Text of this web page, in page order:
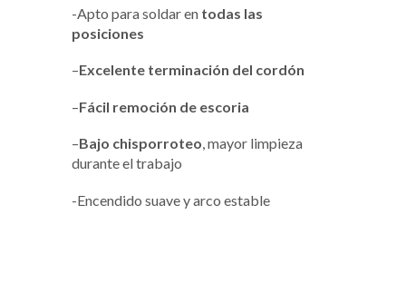
-Apto para soldar en todas las
posiciones
–Excelente terminación del cordón
–Fácil remoción de escoria
–Bajo chisporroteo, mayor limpieza
durante el trabajo
-Encendido suave y arco estable